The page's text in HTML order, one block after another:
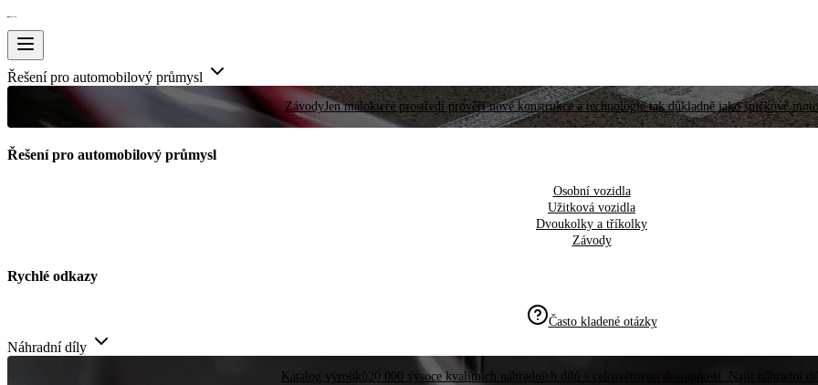
Řešení pro automobilový průmysl
ZávodyJen málokteré prostředí prověří nové konstrukce a technologie tak důkladně jako špičkové
Řešení pro automobilový průmysl
Osobní vozidla
Užitková vozidla
Dvoukolky a tříkolky
Závody
Rychlé odkazy
Často kladené otázky
Náhradní díly
Katalog výrobků20 000 vysoce kvalitních náhradních dílů s celosvětovou dostupností. Najít náhradní